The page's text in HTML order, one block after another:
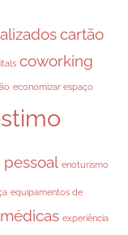
cartão
coworking
economizar espaço
enoturismo
equipamentos de
experiência